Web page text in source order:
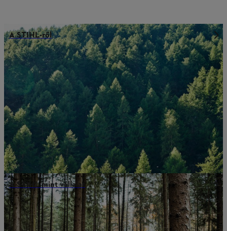
A STIHL-ről
A STIHL mint vállalat